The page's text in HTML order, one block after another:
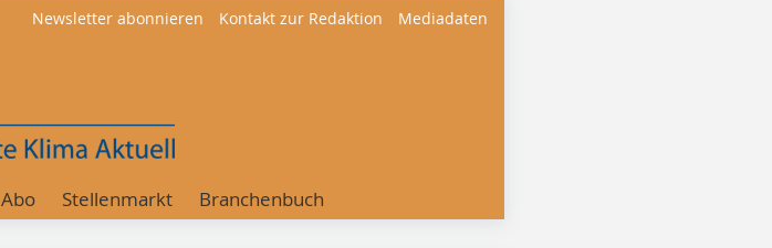
Newsletter abonnieren Kontakt zur Redaktion Mediadaten
Abo Stellenmarkt Branchenbuch